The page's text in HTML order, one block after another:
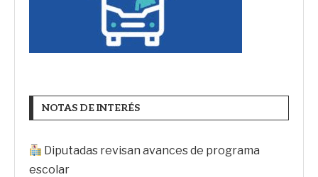
NOTAS DE INTERÉS
Diputadas revisan avances de programa
escolar